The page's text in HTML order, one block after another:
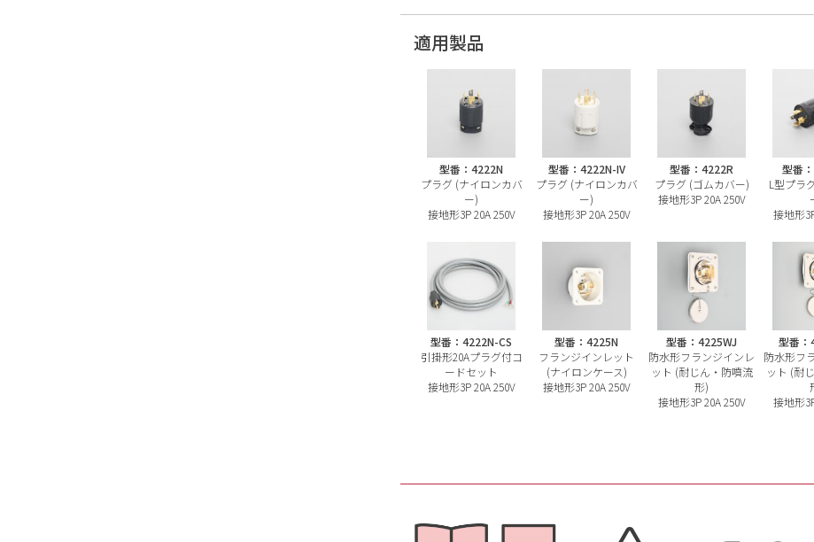
適用製品
型番：4222N
プラグ (ナイロンカバ
ー)
接地形3P 20A 250V
型番：4222N-IV
プラグ (ナイロンカバ
ー)
接地形3P 20A 250V
型番：4222R
プラグ (ゴムカバー)
接地形3P 20A 250V
型番
L型プラ
接地形
型番：4222N-CS
引掛形20Aプラグ付コ
ードセット
接地形3P 20A 250V
型番：4225N
フランジインレット
(ナイロンケース)
接地形3P 20A 250V
型番：4225WJ
防水形フランジインレ
ット (耐じん・防噴流
形)
接地形3P 20A 250V
型番：
防水形フ
ット (耐
接地形